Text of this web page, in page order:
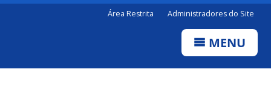
Área Restrita Administradores do Site
MENU